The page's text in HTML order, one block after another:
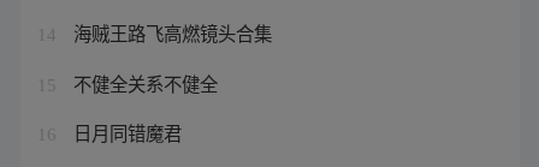
14 海贼王路飞高燃镜头合集
15 不健全关系不健全
16 日月同错魔君